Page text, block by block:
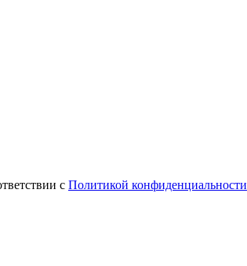
с Политикой конфиденциальности